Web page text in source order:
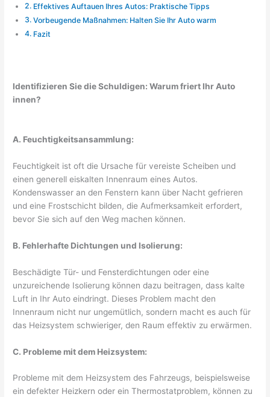
Effektives Auftauen Ihres Autos: Praktische Tipps
Vorbeugende Maßnahmen: Halten Sie Ihr Auto warm
Fazit
Identifizieren Sie die Schuldigen: Warum friert Ihr Auto
innen?
A. Feuchtigkeitsansammlung:
Feuchtigkeit ist oft die Ursache für vereiste Scheiben und
einen generell eiskalten Innenraum eines Autos.
Kondenswasser an den Fenstern kann über Nacht gefrieren
und eine Frostschicht bilden, die Aufmerksamkeit erfordert,
bevor Sie sich auf den Weg machen können.
B. Fehlerhafte Dichtungen und Isolierung:
Beschädigte Tür- und Fensterdichtungen oder eine
unzureichende Isolierung können dazu beitragen, dass kalte
Luft in Ihr Auto eindringt. Dieses Problem macht den
Innenraum nicht nur ungemütlich, sondern macht es auch für
das Heizsystem schwieriger, den Raum effektiv zu erwärmen.
C. Probleme mit dem Heizsystem:
Probleme mit dem Heizsystem des Fahrzeugs, beispielsweise
ein defekter Heizkern oder ein Thermostatproblem, können zu